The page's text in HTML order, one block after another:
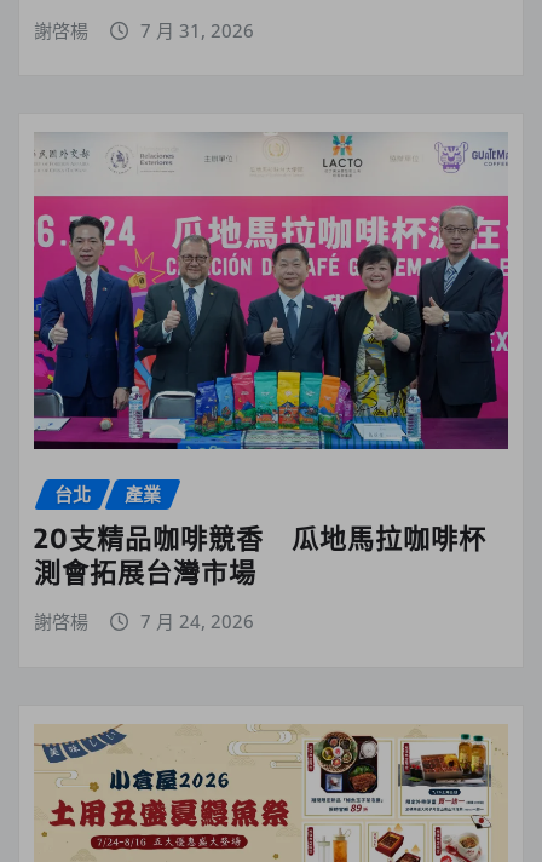
謝啓楊 7 月 31, 2026
台北 產業
20支精品咖啡競香 瓜地馬拉咖啡杯
測會拓展台灣市場
謝啓楊 7 月 24, 2026